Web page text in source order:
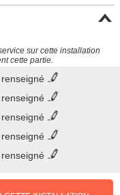
sur cette installation
cette partie.